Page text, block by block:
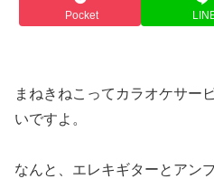
Pocket
まねきねこってカラオケサー
いですよ。
なんと、エレキギターとアン